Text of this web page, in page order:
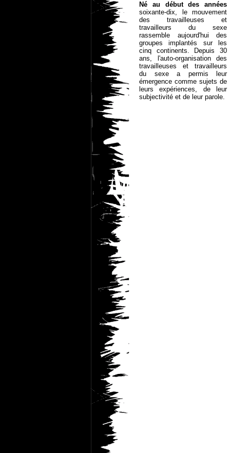
Né au début des années
soixante-dix, le mouvement
des travailleuses et
travailleurs du sexe
rassemble aujourd'hui des
groupes implantés sur les
cinq continents. Depuis 30
ans, l'auto-organisation des
travailleuses et travailleurs
du sexe a permis leur
émergence comme sujets de
leurs expériences, de leur
subjectivité et de leur parole.